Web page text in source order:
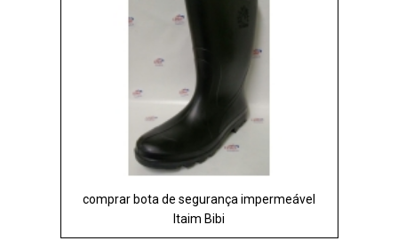
comprar bota de segurança impermeável
Itaim Bibi